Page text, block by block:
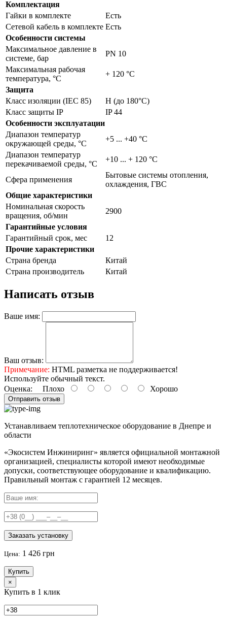
Комплектация
Гайки в комплекте
Есть
Сетевой кабель в комплекте Есть
Особенности системы
Максимальное давление в
системе, бар
PN 10
Максимальная рабочая
температура, °С
+ 120 °C
Защита
Класс изоляции (IEC 85)
H (до 180°С)
Класс защиты IP
IP 44
Особенности эксплуатации
Диапазон температур
окружающей среды, °С
+5 ... +40 °C
Диапазон температур
перекачиваемой среды, °С
+10 ... + 120 °C
Сфера применения
Бытовые системы отопления,
охлаждения, ГВС
Общие характеристики
Номинальная скорость
вращения, об/мин
2900
Гарантийные условия
Гарантийный срок, мес
12
Прочие характеристики
Страна бренда
Китай
Страна производитель
Китай
Написать отзыв
Ваше имя:
Ваш отзыв:
Примечание: HTML разметка не поддерживается!
Используйте обычный текст.
Оценка: Плохо Хорошо
Отправить отзыв
Устанавливаем теплотехническое оборудование в Днепре и
области
«Экосистем Инжиниринг» является официальной монтажной
организацией, специалисты которой имеют необходимые
допуски, соответствующее оборудование и квалификацию.
Правильный монтаж с гарантией 12 месяцев.
Заказать установку
Цена: 1 426 грн
Купить
×
Купить в 1 клик